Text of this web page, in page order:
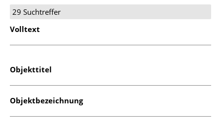
29 Suchtreffer
Volltext
Objekttitel
Objektbezeichnung